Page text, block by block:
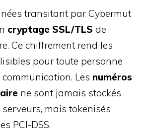
transitant par Cybermut
cryptage SSL/TLS de
Ce chiffrement rend les
pour toute personne
Les numéros
ne sont jamais stockés
mais tokenisés
PCI-DSS.